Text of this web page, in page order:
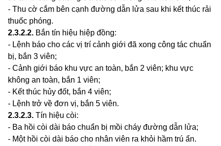
- Thu cờ cắm bên cạnh đường dẫn lửa sau khi kết thúc rải
thuốc phóng.
2.3.2.2. Bắn tín hiệu hiệp đồng:
- Lệnh báo cho các vị trí cảnh giới đã xong công tác chuẩn
bị, bắn 3 viên;
- Cảnh giới báo khu vực an toàn, bắn 2 viên; khu vực
không an toàn, bắn 1 viên;
- Kết thúc hủy đốt, bắn 4 viên;
- Lệnh trở về đơn vị, bắn 5 viên.
2.3.2.3. Tín hiệu còi:
- Ba hồi còi dài báo chuẩn bị mồi cháy đường dẫn ửa;
- Một hồi còi dài báo cho nhân viên ra khỏi hầm trú ẩn.